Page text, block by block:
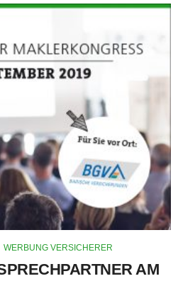
WERBUNG VERSICHERER
AM